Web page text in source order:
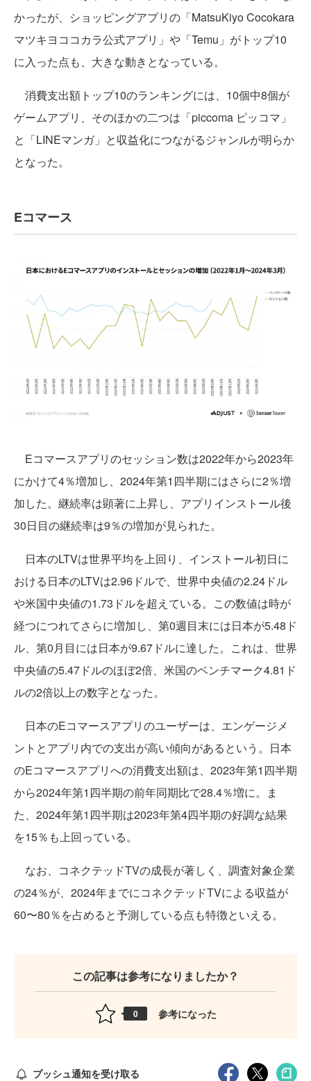
かったが、ショッピングアプリの「MatsuKiyo Cocokara
マツキヨココカラ公式アプリ」や「Temu」がトップ10
に入った点も、大きな動きとなっている。
消費支出額トップ10のランキングには、10個中8個が
ゲームアプリ、そのほかの二つは「piccoma ピッコマ」
と「LINEマンガ」と収益化につながるジャンルが明らか
となった。
Eコマース
Eコマースアプリのセッション数は2022年から2023年
にかけて4％増加し、2024年第1四半期にはさらに2％増
加した。継続率は顕著に上昇し、アプリインストール後
30日目の継続率は9％の増加が見られた。
日本のLTVは世界平均を上回り、インストール初日に
おける日本のLTVは2.96ドルで、世界中央値の2.24ドル
や米国中央値の1.73ドルを超えている。この数値は時が
経つにつれてさらに増加し、第0週目末には日本が5.48ド
ル、第0月目には日本が9.67ドルに達した。これは、世界
中央値の5.47ドルのほぼ2倍、米国のベンチマーク4.81ド
ルの2倍以上の数字となった。
日本のEコマースアプリのユーザーは、エンゲージメ
ントとアプリ内での支出が高い傾向があるという。日本
のEコマースアプリへの消費支出額は、2023年第1四半期
から2024年第1四半期の前年同期比で28.4％増に。ま
た、2024年第1四半期は2023年第4四半期の好調な結果
を15％も上回っている。
なお、コネクテッドTVの成長が著しく、調査対象企業
の24％が、2024年までにコネクテッドTVによる収益が
60〜80％を占めると予測している点も特徴といえる。
この記事は参考になりましたか？
0 参考になった
プッシュ通知を受け取る